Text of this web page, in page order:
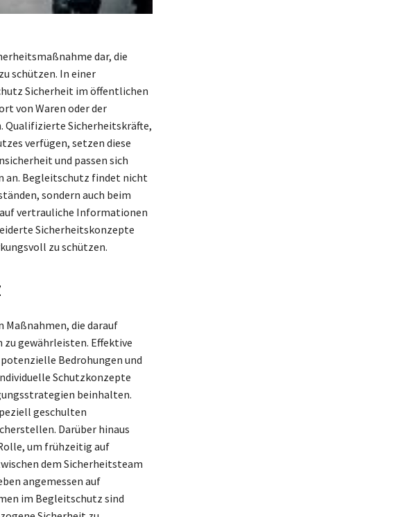
dar, die
schützen. In einer
Sicherheit im öffentlichen
von Waren oder der
Qualifizierte Sicherheitskräfte,
verfügen, setzen diese
und passen sich
an. Begleitschutz findet nicht
sondern auch beim
vertrauliche Informationen
Sicherheitskonzepte
zu schützen.
Maßnahmen, die darauf
zu gewährleisten. Effektive
Bedrohungen und
Schutzkonzepte
beinhalten.
geschulten
Darüber hinaus
um frühzeitig auf
dem Sicherheitsteam
angemessen auf
im Begleitschutz sind